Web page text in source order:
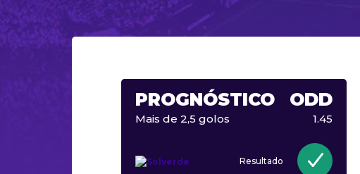
PROGNÓSTICO ODD
Mais de 2,5 golos 1.45
Resultado